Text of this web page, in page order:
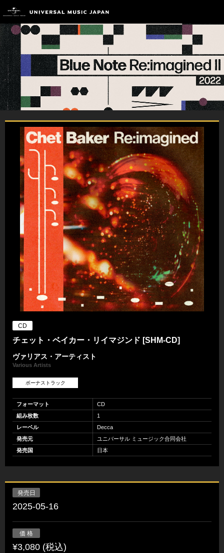
CD
チェット・ベイカー・リイマジンド [SHM-CD]
ヴァリアス・アーティスト
Various Artists
ボーナストラック
フォーマット
CD
組み枚数
1
レーベル
Decca
発売元
ユニバーサル ミュージック合同会社
発売国
日本
発売日
2025-05-16
価 格
¥3,080 (税込)